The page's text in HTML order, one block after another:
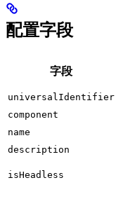
配置字段
字段
universalIdentifier
component
name
description
isHeadless